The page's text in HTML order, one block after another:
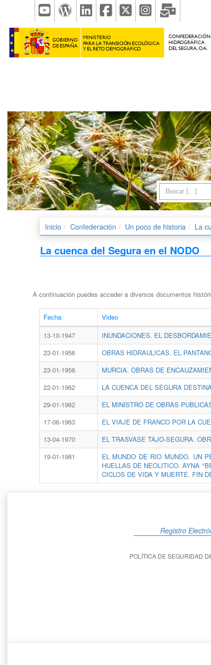
Inicio Confederación Un poco de historia La
La cuenca del Segura en el NODO
A continuación puedes acceder a diversos documentos
Fecha
Video
13-10-1947
INUNDACIONES. EL
23-01-1956
OBRAS HIDRAULICAS. EL
23-01-1956
MURCIA. OBRAS DE
22-01-1962
LA CUENCA DEL SEGURA
29-01-1962
EL MINISTRO DE OBRAS
17-06-1963
EL VIAJE DE FRANCO POR LA
13-04-1970
EL TRASVASE TAJO-SEGURA.
19-01-1981
EL MUNDO DE RIO MUNDO. UN
HUELLAS DE NEOLITICO. AYNA
CICLOS DE VIDA Y MUERTE. FIN
Registro
POLÍTICA DE SEGURIDAD